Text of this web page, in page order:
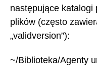
następujące katalogi
plików (często
„validversion”):
~/Biblioteka/Agenty